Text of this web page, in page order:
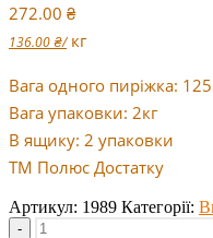
272.00 ₴
136.00₴/ кг
Вага одного пиріжка:
Вага упаковки: 2кг
В ящику: 2 упаковки
ТМ Полюс Достатку
Артикул: 1989 Категорії:
-